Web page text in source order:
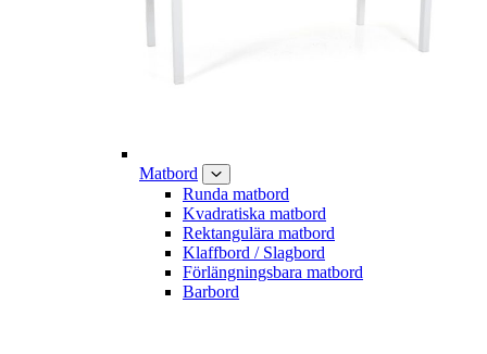
Matbord
Runda matbord
Kvadratiska matbord
Rektangulära matbord
Klaffbord / Slagbord
Förlängningsbara matbord
Barbord